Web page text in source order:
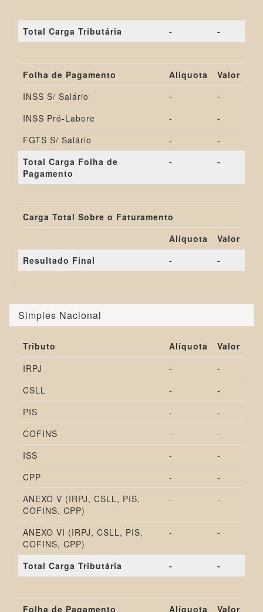
Total Carga Tributária - -
Folha de Pagamento Alíquota
Valor
INSS S/ Salário
-
-
INSS Pró-Labore
-
-
FGTS S/ Salário
-
-
Total Carga Folha de
Pagamento
- -
Carga Total Sobre o Faturamento
Alíquota
Valor
Resultado Final
- -
Simples Nacional
Tributo Alíquota
Valor
IRPJ
-
-
CSLL
-
-
PIS
-
-
COFINS
-
-
ISS
-
-
CPP
-
-
ANEXO V (IRPJ, CSLL, PIS,
COFINS, CPP)
- -
ANEXO VI (IRPJ, CSLL, PIS,
COFINS, CPP)
- -
Total Carga Tributária - -
Folha de Pagamento Alíquota
Valor